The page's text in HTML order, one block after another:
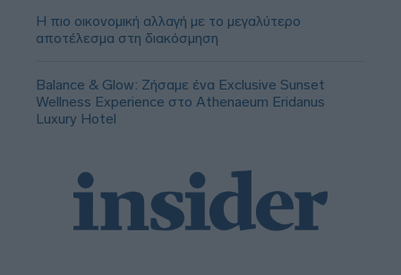
Η πιο οικονομική αλλαγή με το μεγαλύτερο
αποτέλεσμα στη διακόσμηση
Balance & Glow: Ζήσαμε ένα Exclusive Sunset
Wellness Experience στο Athenaeum Eridanus
Luxury Hotel